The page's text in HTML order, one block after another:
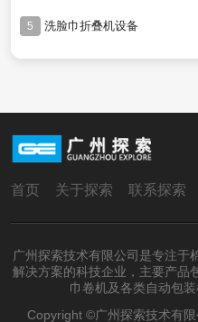
5 洗脸巾折叠机设备
首页 关于探索 联系探索
广州探索技术有限公司是专注于
解决方案的科技企业，主要产品
巾卷机及各类自动包
Copyright ©广州探索技术有